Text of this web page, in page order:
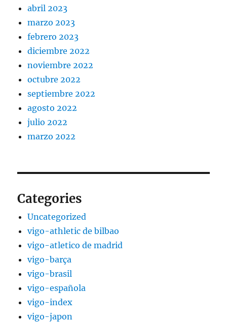
abril 2023
marzo 2023
febrero 2023
diciembre 2022
noviembre 2022
octubre 2022
septiembre 2022
agosto 2022
julio 2022
marzo 2022
Categories
Uncategorized
vigo-athletic de bilbao
vigo-atletico de madrid
vigo-barça
vigo-brasil
vigo-española
vigo-index
vigo-japon